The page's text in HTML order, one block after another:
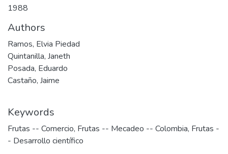
1988
Authors
Ramos, Elvia Piedad
Quintanilla, Janeth
Posada, Eduardo
Castaño, Jaime
Keywords
Frutas -- Comercio, Frutas -- Mecadeo -- Colombia, Frutas -
- Desarrollo científico